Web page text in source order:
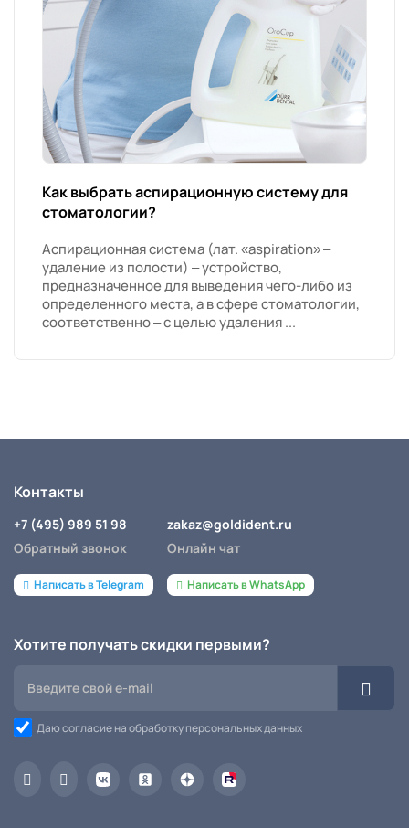
Как выбрать аспирационную систему для
стоматологии?
Аспирационная система (лат. «aspiration» –
удаление из полости) – устройство,
предназначенное для выведения чего-либо из
определенного места, а в сфере стоматологии,
соответственно – с целью удаления ...
Контакты
+7 (495) 989 51 98
Обратный звонок
Написать в Telegram
zakaz@goldident.ru
Онлайн чат
Написать в WhatsApp
Хотите получать скидки первыми?
Даю согласие на обработку персональных данных